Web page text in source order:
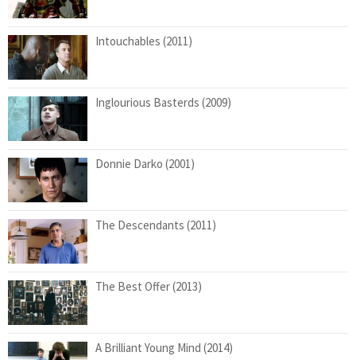
Intouchables (2011)
Inglourious Basterds (2009)
Donnie Darko (2001)
The Descendants (2011)
The Best Offer (2013)
A Brilliant Young Mind (2014)